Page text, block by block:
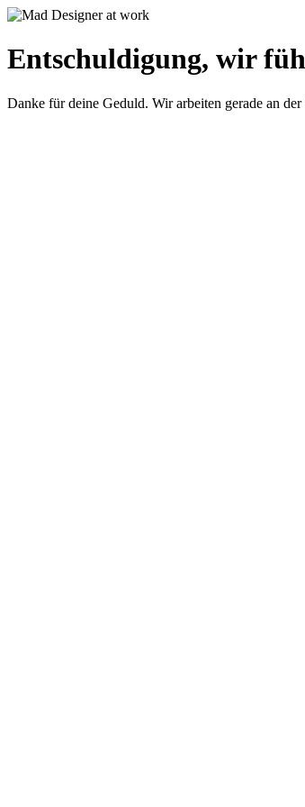
Entschuldigung, wir
Danke für deine Geduld. Wir arbeiten gerade an